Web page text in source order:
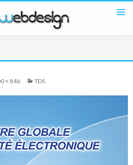
MENU
× 846 TDS